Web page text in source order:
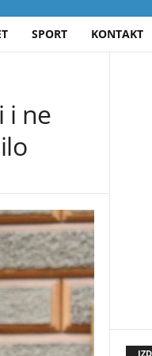
SPORT KONTAKT
i ne